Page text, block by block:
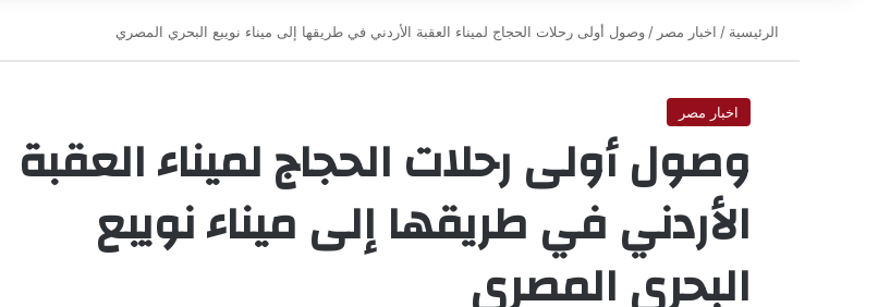
الرئيسية / اخبار مصر / وصول أولى رحلات الحجاج لميناء العقبة الأردني في طريقها إلى ميناء نويبع البحري المصري
اخبار مصر
وصول أولى رحلات الحجاج لميناء العقبة
الأردني في طريقها إلى ميناء نويبع
البحري المصري